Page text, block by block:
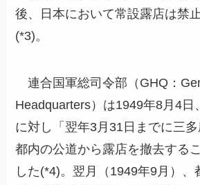
後、日本において常設露店は禁
(*3)。
連合国軍総司令部（GHQ：
Headquarters）は1949年8月4日
に対し「翌年3月31日までに三多
都内の公道から露店を撤去する
した(*4)。翌月（1949年9月）、